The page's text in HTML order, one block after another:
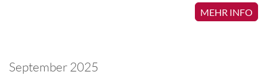
MEHR INFO
September 2025